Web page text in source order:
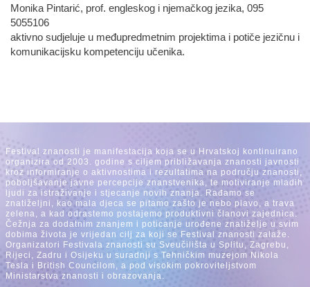
Monika Pintarić, prof. engleskog i njemačkog jezika, 095
5055106
aktivno sudjeluje u međupredmetnim projektima i potiče jezičnu i
komunikacijsku kompetenciju učenika.
Festival znanosti je manifestacija koja se u Hrvatskoj kontinuirano
organizira od 2003. godine s ciljem približavanja znanosti javnosti
kroz informiranje o aktivnostima i rezultatima na području znanosti,
poboljšavanje javne percepcije znanstvenika, te motiviranje mladih
ljudi za istraživanje i stjecanje novih znanja. Rađamo se
znatiželjni, kao mala djeca se pitamo zašto je nebo plavo, a trava
zelena, a kad odrastemo postajemo produktivni članovi zajednica.
Čežnja za dodatnim znanjem i poticanje urođene znatiželje u svim
dobima života je vrijedan cilj za koji se Festival znanosti zalaže.
Organizatori Festivala znanosti su Sveučilišta u Splitu, Zagrebu,
Rijeci, Zadru i Osijeku u suradnji s Tehničkim muzejom Nikola
Tesla i British Councilom, a pod visokim pokroviteljstvom
Ministarstva znanosti i obrazovanja.